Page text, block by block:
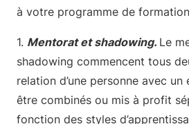
à votre programme de
1. Mentorat et shadowing. Le
shadowing commencent tous
relation d’une personne avec
être combinés ou mis à profit
fonction des styles